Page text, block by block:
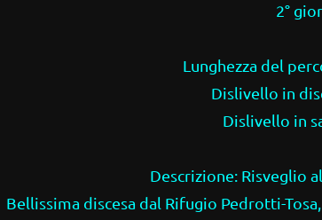
2°
Lunghezza del
Dislivello in
Dislivello in
Descrizione: Risveglio
Bellissima discesa dal Rifugio Pedrotti-